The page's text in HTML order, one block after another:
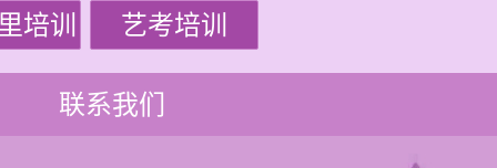
培训 艺考培训
联系我们